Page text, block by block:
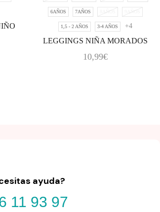
6AÑOS 7AÑOS 8AÑOS 9AÑOS
1,5 - 2 AÑOS 3-4 AÑOS +4
LEGGINGS NIÑA MORADOS
10,99€
ayuda?
11 93 97